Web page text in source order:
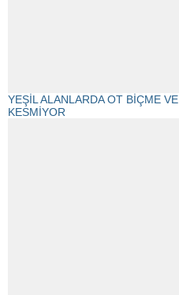
YEŞİL ALANLARDA OT BİÇME
KESMİYOR